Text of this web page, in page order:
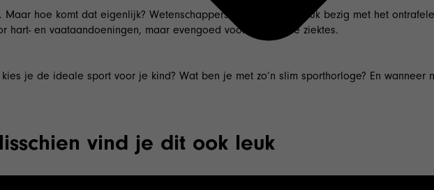
hoe komt dat eigenlijk? Wetenschappers zijn nog altijd druk bezig met het
hart- en vaataandoeningen, maar evengoed voor psychische ziektes.
je de ideale sport voor je kind? Wat ben je met zo’n slim sporthorloge? En
vind je dit ook leuk